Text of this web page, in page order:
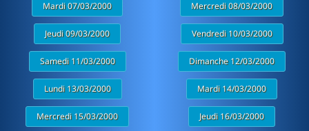
Mardi 07/03/2000 Mercredi 08/03/2000
Jeudi 09/03/2000 Vendredi 10/03/2000
Samedi 11/03/2000 Dimanche 12/03/2000
Lundi 13/03/2000 Mardi 14/03/2000
Mercredi 15/03/2000 Jeudi 16/03/2000